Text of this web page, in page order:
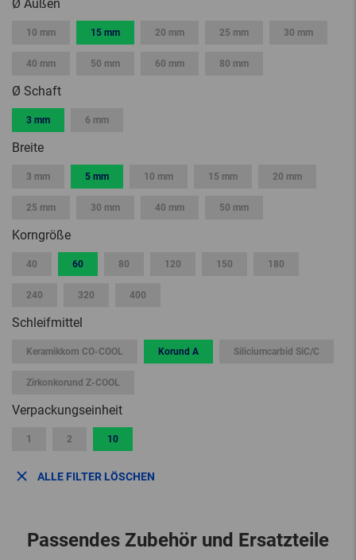
Ø Außen
10 mm 15 mm 20 mm 25 mm 30 mm
40 mm 50 mm 60 mm 80 mm
Ø Schaft
3 mm 6 mm
Breite
3 mm 5 mm 10 mm 15 mm 20 mm
25 mm 30 mm 40 mm 50 mm
Korngröße
40 60 80 120 150 180
240 320 400
Schleifmittel
Keramikkorn CO-COOL Korund A Siliciumcarbid SiC/C
Zirkonkorund Z-COOL
Verpackungseinheit
1 2 10
ALLE FILTER LÖSCHEN
Passendes Zubehör und Ersatzteile